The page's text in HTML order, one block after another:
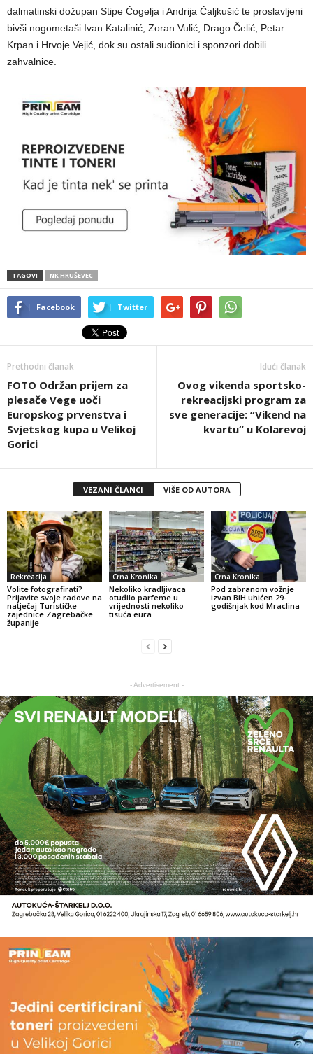
dalmatinski dožupan Stipe Čogelja i Andrija Čaljkušić te proslavljeni
bivši nogometaši Ivan Katalinić, Zoran Vulić, Drago Čelić, Petar
Krpan i Hrvoje Vejić, dok su ostali sudionici i sponzori dobili
zahvalnice.
TAGOVI NK HRUŠEVEC
Facebook Twitter
Prethodni članak
FOTO Održan prijem za
plesače Vege uoči
Europskog prvenstva i
Svjetskog kupa u Velikoj
Gorici
Idući članak
Ovog vikenda sportsko-
rekreacijski program za
sve generacije: “Vikend na
kvartu“ u Kolarevoj
VEZANI ČLANCI VIŠE OD AUTORA
Rekreacija
Volite fotografirati?
Prijavite svoje radove na
natječaj Turističke
zajednice Zagrebačke
županije
Crna Kronika
Nekoliko kradljivaca
otuđilo parfeme u
vrijednosti nekoliko
tisuća eura
Crna Kronika
Pod zabranom vožnje
izvan BiH uhićen 29-
godišnjak kod Mraclina
- Advertisement -